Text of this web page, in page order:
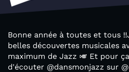
Bonne année à toutes et tous
belles découvertes musicales
maximum de Jazz 🎺 Et pour
d'écouter @dansmonjazz sur